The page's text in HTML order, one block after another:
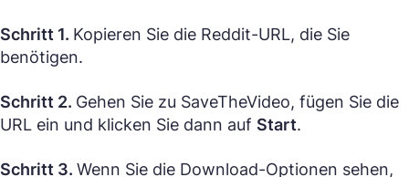
Schritt 1. Kopieren Sie die Reddit-URL, die Sie
benötigen.
Schritt 2. Gehen Sie zu SaveTheVideo, fügen Sie die
URL ein und klicken Sie dann auf Start.
Schritt 3. Wenn Sie die Download-Optionen sehen,